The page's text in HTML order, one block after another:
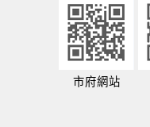
市府網站